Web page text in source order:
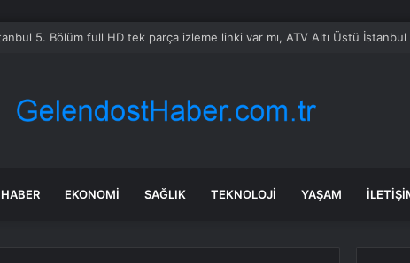
5. Bölüm full HD tek parça izleme linki var mı, ATV Altı Üstü
HABER EKONOMI SAĞLIK TEKNOLOJI YAŞAM